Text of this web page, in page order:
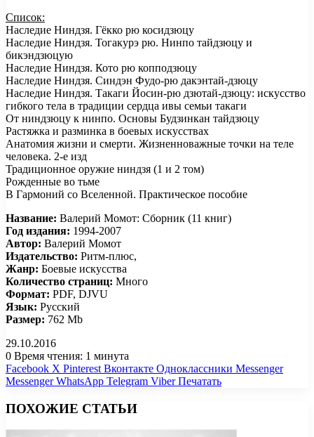
Список:
Наследие Ниндзя. Гёкко рю косидзюцу
Наследие Ниндзя. Тогакурэ рю. Нинпо тайдзюцу и
бикэндзюцую
Наследие Ниндзя. Кото рю копподзюцу
Наследие Ниндзя. Синдэн Фудо-рю дакэнтай-дзюцу
Наследие Ниндзя. Такаги Йосин-рю дзютай-дзюцу: искусство
гибкого тела в традиции сердца ивы семьи такаги
От ниндзюцу к нинпо. Основы Будзинкан тайдзюцу
Растяжка и разминка в боевых искусствах
Анатомия жизни и смерти. Жизненноважные точки на теле
человека. 2-е изд
Традиционное оружие ниндзя (1 и 2 том)
Рожденные во тьме
В Гармоний со Вселенной. Практическое пособие
Название: Валерий Момот: Сборник (11 книг)
Год издания: 1994-2007
Автор: Валерий Момот
Издательство: Ритм-плюс,
Жанр: Боевые искусства
Количество страниц: Много
Формат: PDF, DJVU
Язык: Русский
Размер: 762 Mb
29.10.2016
0 Время чтения: 1 минута
Facebook X Pinterest Вконтакте Одноклассники Messenger
Messenger WhatsApp Telegram Viber Печатать
ПОХОЖИЕ СТАТЬИ